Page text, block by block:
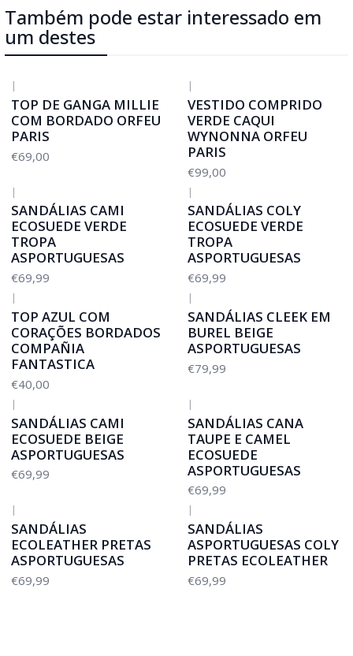
Também pode estar interessado em
um destes
|
TOP DE GANGA MILLIE
COM BORDADO ORFEU
PARIS
€69,00
|
VESTIDO COMPRIDO
VERDE CAQUI
WYNONNA ORFEU
PARIS
€99,00
|
SANDÁLIAS CAMI
ECOSUEDE VERDE
TROPA
ASPORTUGUESAS
€69,99
|
SANDÁLIAS COLY
ECOSUEDE VERDE
TROPA
ASPORTUGUESAS
€69,99
|
TOP AZUL COM
CORAÇÕES BORDADOS
COMPAÑIA
FANTASTICA
€40,00
|
SANDÁLIAS CLEEK EM
BUREL BEIGE
ASPORTUGUESAS
€79,99
|
SANDÁLIAS CAMI
ECOSUEDE BEIGE
ASPORTUGUESAS
€69,99
|
SANDÁLIAS CANA
TAUPE E CAMEL
ECOSUEDE
ASPORTUGUESAS
€69,99
|
SANDÁLIAS
ECOLEATHER PRETAS
ASPORTUGUESAS
€69,99
|
SANDÁLIAS
ASPORTUGUESAS COLY
PRETAS ECOLEATHER
€69,99